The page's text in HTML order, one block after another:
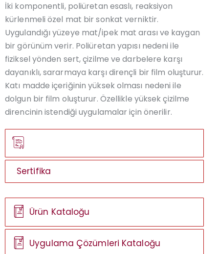
İki komponentli, poliüretan esaslı, reaksiyon
kürlenmeli özel mat bir sonkat verniktir.
Uygulandığı yüzeye mat/ipek mat arası ve kaygan
bir görünüm verir. Poliüretan yapısı nedeni ile
fiziksel yönden sert, çizilme ve darbelere karşı
dayanıklı, sararmaya karşı dirençli bir film oluşturur.
Katı madde içeriğinin yüksek olması nedeni ile
dolgun bir film oluşturur. Özellikle yüksek çizilme
direncinin istendiği uygulamalar için önerilir.
Sertifika
Ürün Kataloğu
Uygulama Çözümleri Kataloğu